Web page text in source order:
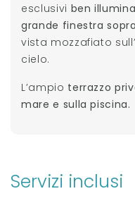
esclusivi ben
grande finestra
vista mozzafiato
cielo.
L’ampio terrazzo
mare e sulla piscina.
Servizi inclusi